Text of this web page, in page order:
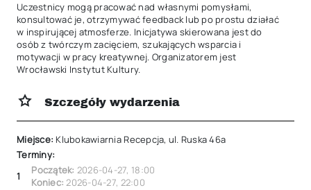
Uczestnicy mogą pracować nad własnymi pomysłami,
konsultować je, otrzymywać feedback lub po prostu działać
w inspirującej atmosferze. Inicjatywa skierowana jest do
osób z twórczym zacięciem, szukających wsparcia i
motywacji w pracy kreatywnej. Organizatorem jest
Wrocławski Instytut Kultury.
Szczegóły wydarzenia
Miejsce: Klubokawiarnia Recepcja, ul. Ruska 46a
Terminy:
1
Początek: 2026-04-27, 18:00
Koniec:2026-04-27, 22:00